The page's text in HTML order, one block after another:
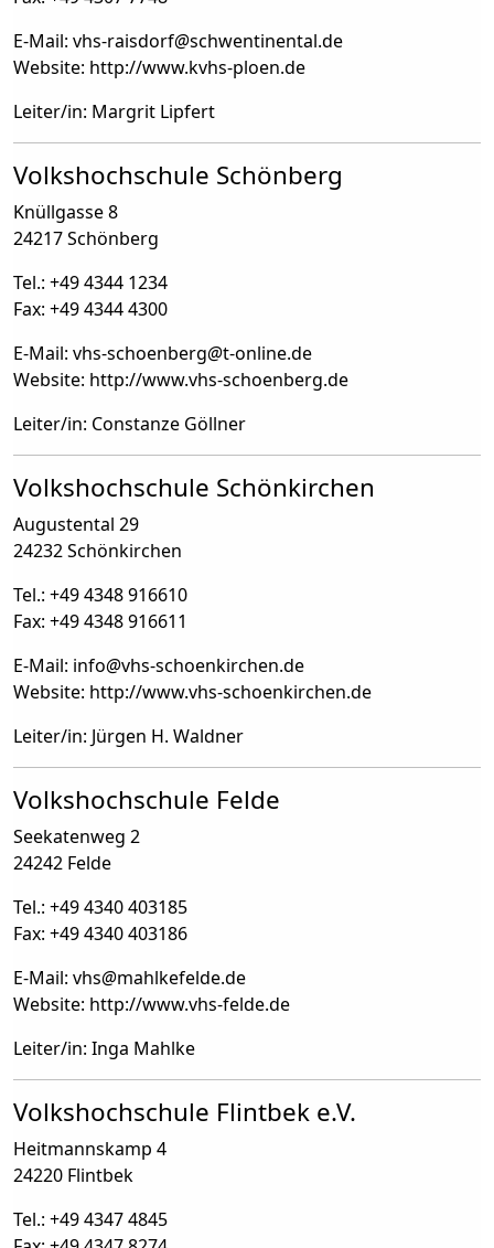
E-Mail: vhs-raisdorf@schwentinental.de
Website: http://www.kvhs-ploen.de
Leiter/in: Margrit Lipfert
Volkshochschule Schönberg
Knüllgasse 8
24217 Schönberg
Tel.: +49 4344 1234
Fax: +49 4344 4300
E-Mail: vhs-schoenberg@t-online.de
Website: http://www.vhs-schoenberg.de
Leiter/in: Constanze Göllner
Volkshochschule Schönkirchen
Augustental 29
24232 Schönkirchen
Tel.: +49 4348 916610
Fax: +49 4348 916611
E-Mail: info@vhs-schoenkirchen.de
Website: http://www.vhs-schoenkirchen.de
Leiter/in: Jürgen H. Waldner
Volkshochschule Felde
Seekatenweg 2
24242 Felde
Tel.: +49 4340 403185
Fax: +49 4340 403186
E-Mail: vhs@mahlkefelde.de
Website: http://www.vhs-felde.de
Leiter/in: Inga Mahlke
Volkshochschule Flintbek e.V.
Heitmannskamp 4
24220 Flintbek
Tel.: +49 4347 4845